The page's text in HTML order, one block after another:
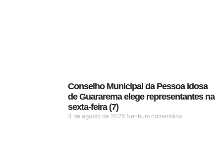
Conselho Municipal da Pessoa Idosa
de Guararema elege representantes na
sexta-feira (7)
3 de agosto de 2026 Nenhum comentário